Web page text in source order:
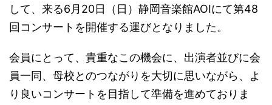
して、来る6月20日（日）静岡音楽館AOIにて第48
回コンサートを開催する運びとなりました。
会員にとって、貴重なこの機会に、出演者並びに会
員一同、母校とのつながりを大切に思いながら、よ
り良いコンサートを目指して準備を進めておりま